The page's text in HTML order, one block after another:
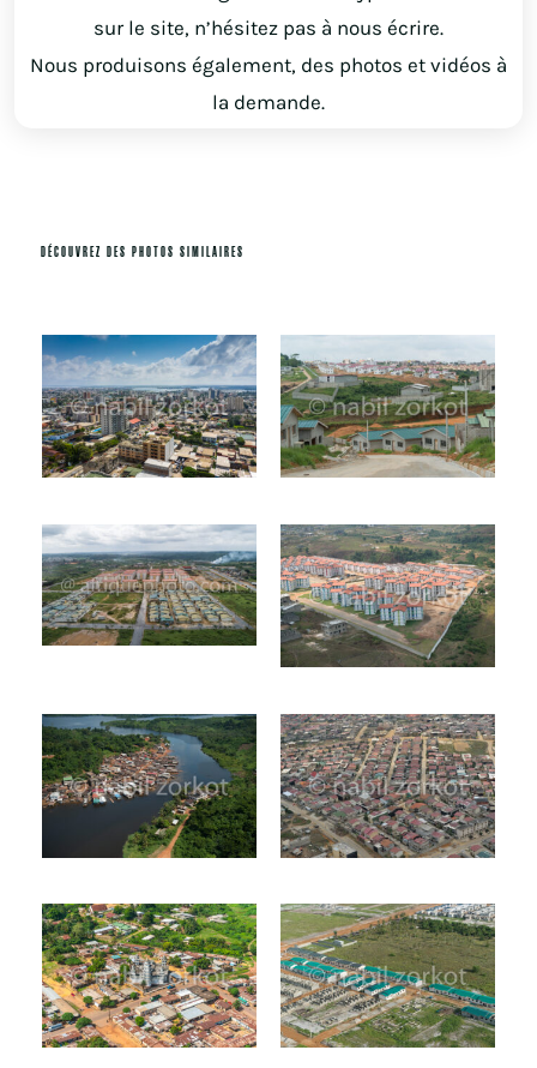
sur le site, n’hésitez pas à nous écrire.
Nous produisons également, des photos et vidéos à
la demande.
DÉCOUVREZ DES PHOTOS SIMILAIRES